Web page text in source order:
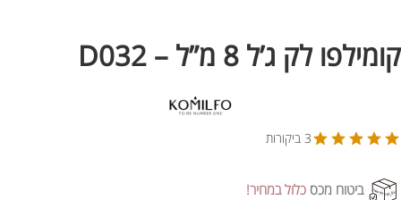
קומילפו לק ג’ל 8 מ”ל – D032
3 ביקורות
ביטוח מכס כלול במחיר!